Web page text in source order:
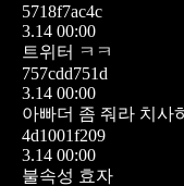
5718f7ac4c
3.14 00:00
트위터 ㅋㅋ
757cdd751d
3.14 00:00
아빠더 좀 줘라 치사
4d1001f209
3.14 00:00
불속성 효자